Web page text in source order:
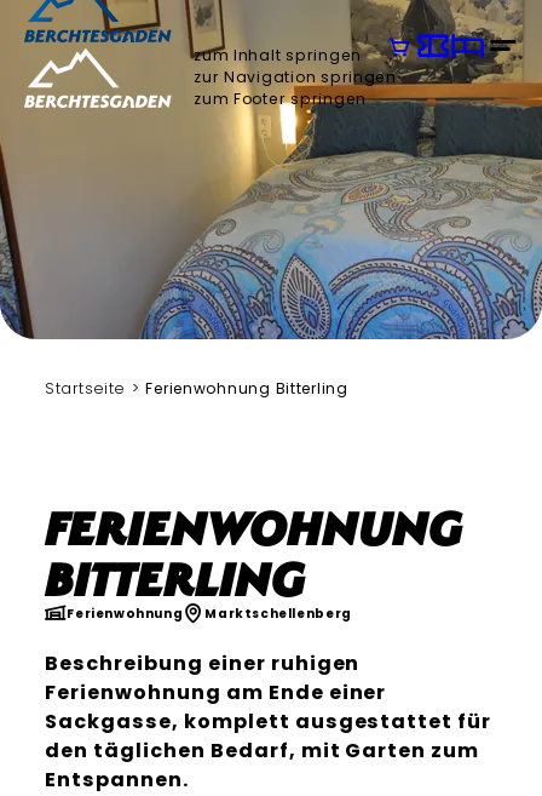
zum Inhalt springen
zur Navigation springen
zum Footer springen
Startseite Ferienwohnung Bitterling
Ferienwohnung
Bitterling
Ferienwohnung Marktschellenberg
Beschreibung einer ruhigen
Ferienwohnung am Ende einer
Sackgasse, komplett ausgestattet für
den täglichen Bedarf, mit Garten zum
Entspannen.